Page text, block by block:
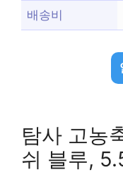
배송비
탐사 고농
쉬 블루,